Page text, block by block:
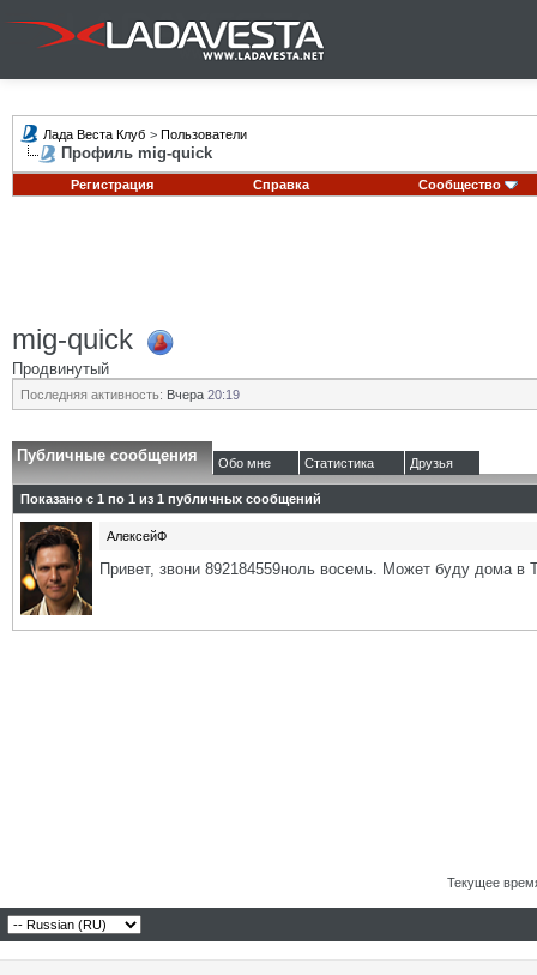
Лада Веста Клуб > Пользователи
Профиль mig-quick
Регистрация Справка Сообщество
mig-quick
Продвинутый
Последняя активность: Вчера 20:19
Публичные сообщения Обо мне Статистика Друзья
Показано с 1 по 1 из 1 публичных сообщений
АлексейФ
Привет, звони 892184559ноль восемь. Может буду дома в
Текущее